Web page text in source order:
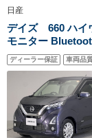
日産
デイズ 660 ハイ
モニター
ディーラー保証 車両品